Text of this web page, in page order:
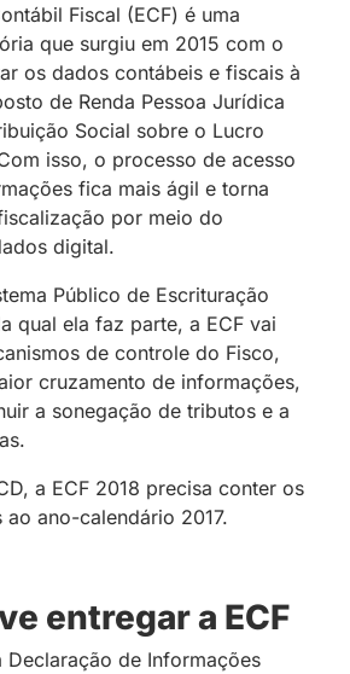
Fiscal (ECF) é uma
que surgiu em 2015 com o
os dados contábeis e fiscais à
de Renda Pessoa Jurídica
Social sobre o Lucro
isso, o processo de acesso
fica mais ágil e torna
por meio do
digital.
Público de Escrituração
qual ela faz parte, a ECF vai
de controle do Fisco,
cruzamento de informações,
a sonegação de tributos e a
a ECF 2018 precisa conter os
ano-calendário 2017.
entregar a ECF
Declaração de Informações